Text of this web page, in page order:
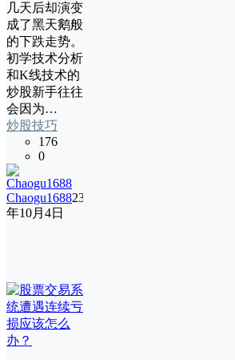
几天后却演变
成了黑天鹅般
的下跌走势。
初学技术分析
和K线技术的
炒股新手往往
会因为…
炒股技巧
176
0
Chaogu168823
年10月4日